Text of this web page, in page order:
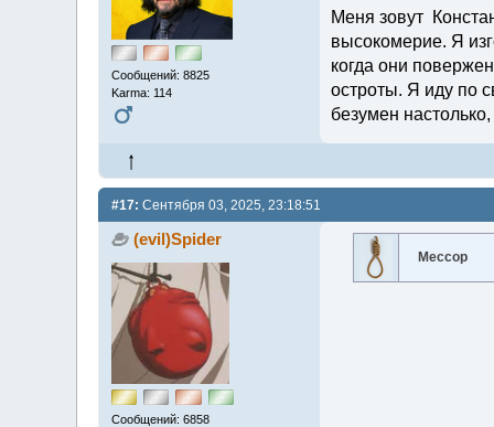
Сообщений: 8825
Karma: 114
Меня зовут
высокомерие. Я
когда они
остроты. Я иду по
безумен
#17: Сентября 03, 2025, 23:18:51
(evil)Spider
Сообщений: 6858
Мессор